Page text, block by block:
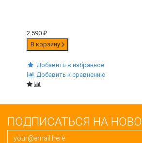
2 590 ₽
В корзину
Добавить в избранное
Добавить к сравнению
ПОДПИСАТЬСЯ НА